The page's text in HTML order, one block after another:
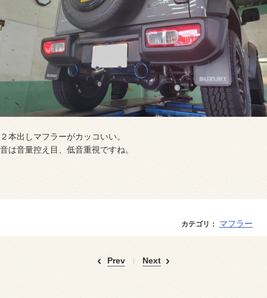
２本出しマフラーがカッコいい。
音は音量控え目、低音重視ですね。
カテゴリ： マフラー
Prev Next